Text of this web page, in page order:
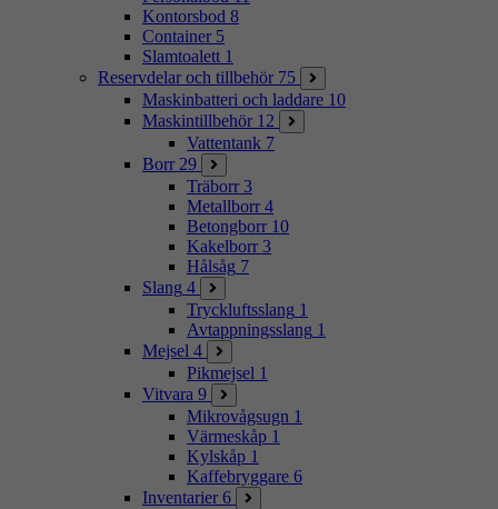
Kontorsbod 8
Container 5
Slamtoalett 1
Reservdelar och tillbehör 75
Maskinbatteri och laddare 10
Maskintillbehör 12
Vattentank 7
Borr 29
Träborr 3
Metallborr 4
Betongborr 10
Kakelborr 3
Hålsåg 7
Slang 4
Tryckluftsslang 1
Avtappningsslang 1
Mejsel 4
Pikmejsel 1
Vitvara 9
Mikrovågsugn 1
Värmeskåp 1
Kylskåp 1
Kaffebryggare 6
Inventarier 6